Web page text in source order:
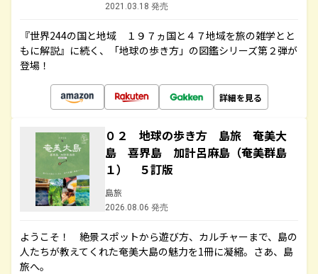
2021.03.18 発売
『世界244の国と地域 １９７ヵ国と４７地域を旅の雑学とと
もに解説』に続く、「地球の歩き方」の図鑑シリーズ第２弾が
登場！
詳細を見る
０２ 地球の歩き方 島旅 奄美大
島 喜界島 加計呂麻島（奄美群島
１） ５訂版
島旅
2026.08.06 発売
ようこそ！ 絶景スポットから遊び方、カルチャーまで、島の
人たちが教えてくれた奄美大島の魅力を1冊に凝縮。さあ、島
旅へ。